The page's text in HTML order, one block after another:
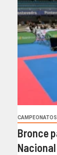
CAMPEONATOS
Bronce